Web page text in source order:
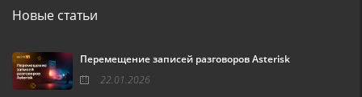
Новые статьи
Перемещение записей разговоров Asterisk
22.01.2026